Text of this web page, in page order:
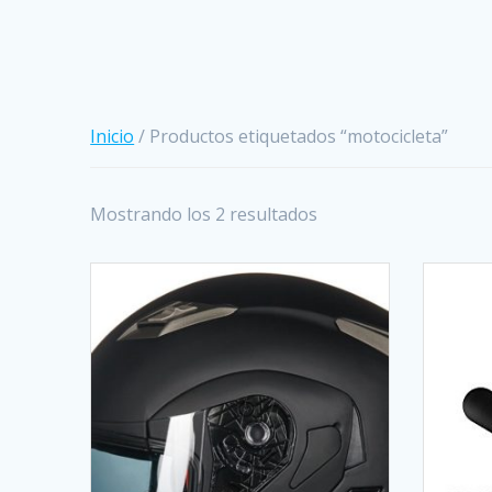
Inicio / Productos etiquetados “motocicleta”
Mostrando los 2 resultados